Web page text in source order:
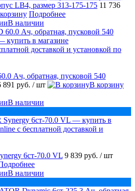
LB4, размер 313-175-175 11 736
Подробнее
В наличии
Ач, обратная, пусковой 540
891 руб. / шт
В корзину
В наличии
6ст-70.0 VL 9 839 руб. / шт
В наличии